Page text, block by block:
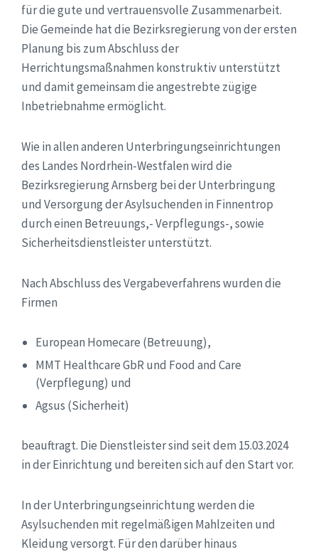
für die gute und vertrauensvolle Zusammenarbeit.
Die Gemeinde hat die Bezirksregierung von der ersten
Planung bis zum Abschluss der
Herrichtungsmaßnahmen konstruktiv unterstützt
und damit gemeinsam die angestrebte zügige
Inbetriebnahme ermöglicht.
Wie in allen anderen Unterbringungseinrichtungen
des Landes Nordrhein-Westfalen wird die
Bezirksregierung Arnsberg bei der Unterbringung
und Versorgung der Asylsuchenden in Finnentrop
durch einen Betreuungs,- Verpflegungs-, sowie
Sicherheitsdienstleister unterstützt.
Nach Abschluss des Vergabeverfahrens wurden die
Firmen
European Homecare (Betreuung),
MMT Healthcare GbR und Food and Care
(Verpflegung) und
Agsus (Sicherheit)
beauftragt. Die Dienstleister sind seit dem 15.03.2024
in der Einrichtung und bereiten sich auf den Start vor.
In der Unterbringungseinrichtung werden die
Asylsuchenden mit regelmäßigen Mahlzeiten und
Kleidung versorgt. Für den darüber hinaus